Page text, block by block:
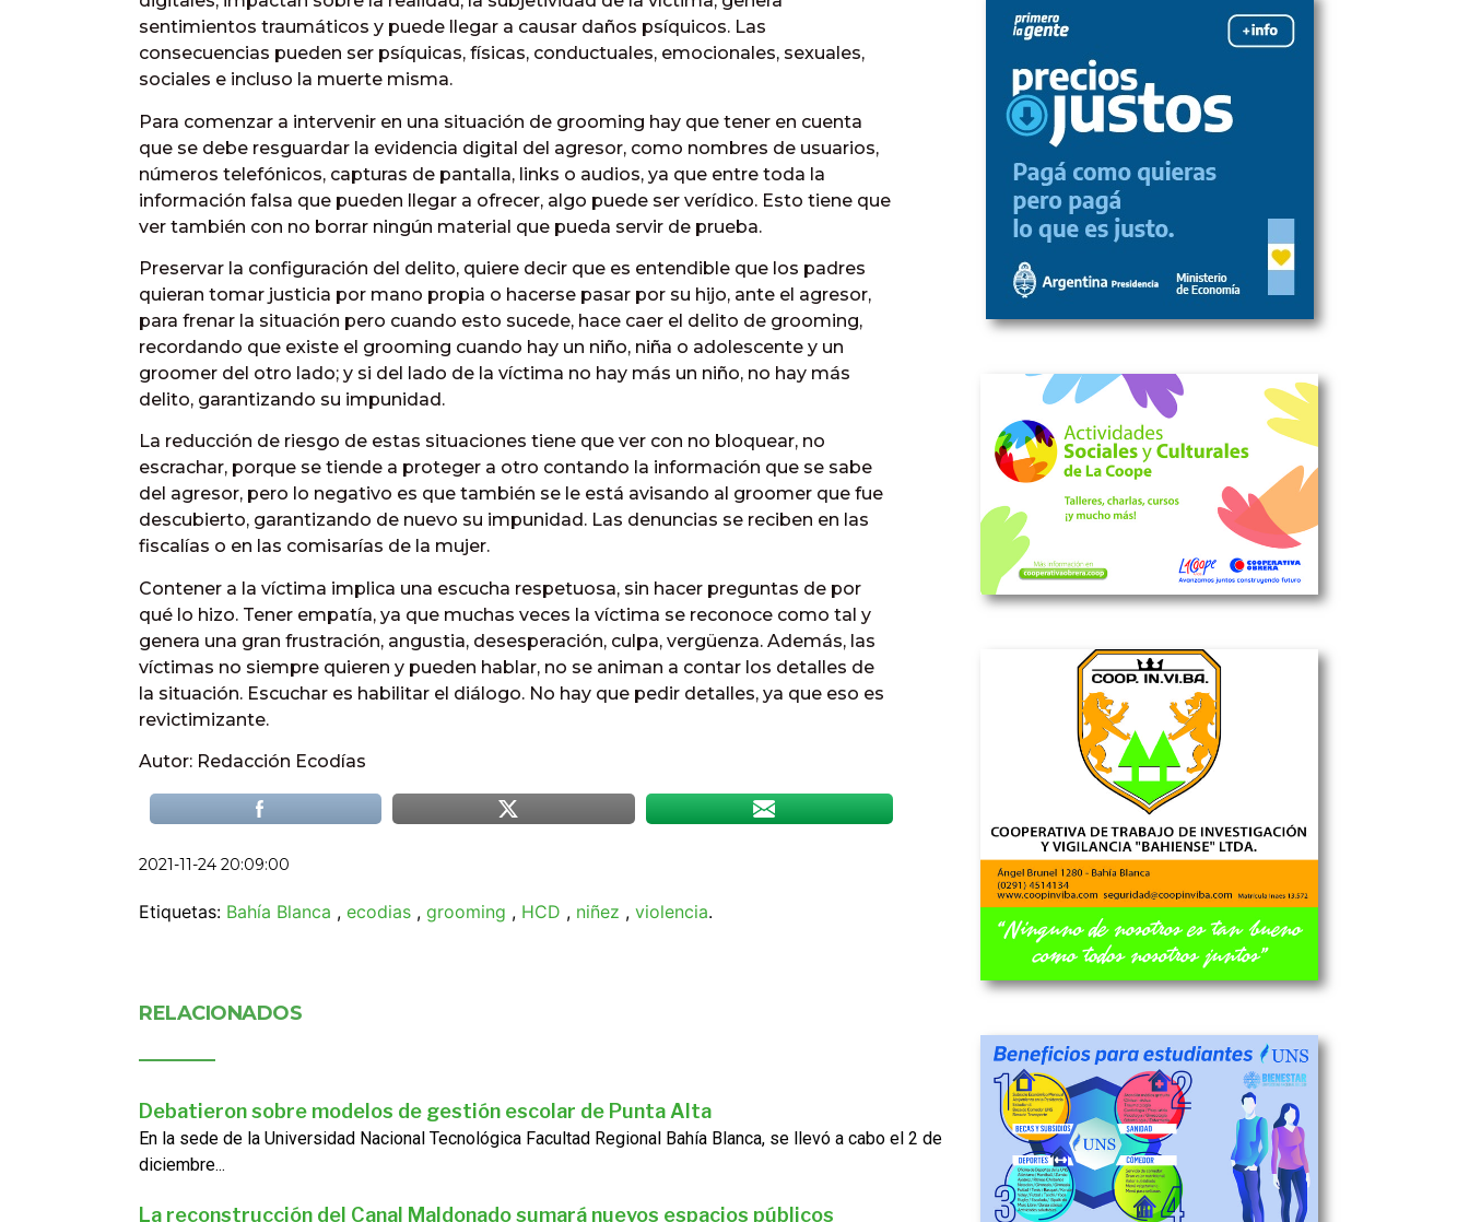
sentimientos traumáticos y puede llegar a causar daños psíquicos. Las
consecuencias pueden ser psíquicas, físicas, conductuales, emocionales, sexuales,
sociales e incluso la muerte misma.
Para comenzar a intervenir en una situación de grooming hay que tener en cuenta
que se debe resguardar la evidencia digital del agresor, como nombres de usuarios,
números telefónicos, capturas de pantalla, links o audios, ya que entre toda la
información falsa que pueden llegar a ofrecer, algo puede ser verídico. Esto tiene que
ver también con no borrar ningún material que pueda servir de prueba.
Preservar la configuración del delito, quiere decir que es entendible que los padres
quieran tomar justicia por mano propia o hacerse pasar por su hijo, ante el agresor,
para frenar la situación pero cuando esto sucede, hace caer el delito de grooming,
recordando que existe el grooming cuando hay un niño, niña o adolescente y un
groomer del otro lado; y si del lado de la víctima no hay más un niño, no hay más
delito, garantizando su impunidad.
La reducción de riesgo de estas situaciones tiene que ver con no bloquear, no
escrachar, porque se tiende a proteger a otro contando la información que se sabe
del agresor, pero lo negativo es que también se le está avisando al groomer que fue
descubierto, garantizando de nuevo su impunidad. Las denuncias se reciben en las
fiscalías o en las comisarías de la mujer.
Contener a la víctima implica una escucha respetuosa, sin hacer preguntas de por
qué lo hizo. Tener empatía, ya que muchas veces la víctima se reconoce como tal y
genera una gran frustración, angustia, desesperación, culpa, vergüenza. Además, las
víctimas no siempre quieren y pueden hablar, no se animan a contar los detalles de
la situación. Escuchar es habilitar el diálogo. No hay que pedir detalles, ya que eso es
revictimizante.
Autor: Redacción Ecodías
2021-11-24 20:09:00
Etiquetas: Bahía Blanca , ecodias , grooming , HCD , niñez , violencia.
RELACIONADOS
Debatieron sobre modelos de gestión escolar de Punta Alta
En la sede de la Universidad Nacional Tecnológica Facultad Regional Bahía Blanca, se llevó a cabo el 2 de
diciembre...
La reconstrucción del Canal Maldonado sumará nuevos espacios públicos